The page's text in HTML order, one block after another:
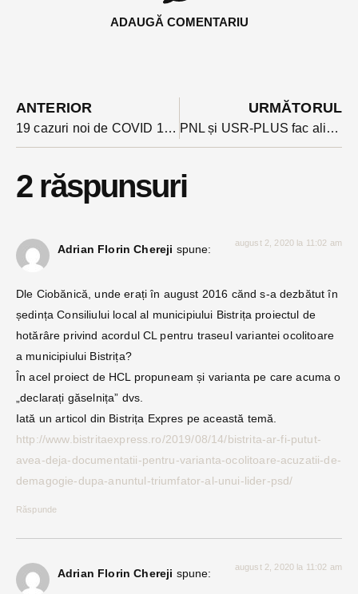
ADAUGĂ COMENTARIU
ANTERIOR
19 cazuri noi de COVID 19 au fost raportate sâmbătă în județ. Câte îmbolnăviri sunt la mia de locuitori
URMĂTORUL
PNL și USR-PLUS fac alianță de dreapta și în Bistrița-Năsăud. Un candidat comun pentru Consiliul Județean și Primăria Bistrița de la PNL este varianta pe cale de parafare
2 răspunsuri
Adrian Florin Chereji spune: august 2, 2020 la 11:02 am
Dle Ciobănică, unde erați în august 2016 cănd s-a dezbătut în
ședința Consiliului local al municipiului Bistrița proiectul de
hotărâre privind acordul CL pentru traseul variantei ocolitoare
a municipiului Bistrița?
În acel proiect de HCL propuneam și varianta pe care acuma o
„declarați găselnița” dvs.
Iată un articol din Bistrița Expres pe această temă.
http://www.bistritaexpress.ro/2019/08/14/bistrita-ar-fi-putut-
avea-deja-documentatii-pentru-varianta-ocolitoare-acuzatii-de-
demagogie-dupa-anuntul-triumfator-al-unui-lider-psd/
Răspunde
Adrian Florin Chereji spune: august 2, 2020 la 11:02 am